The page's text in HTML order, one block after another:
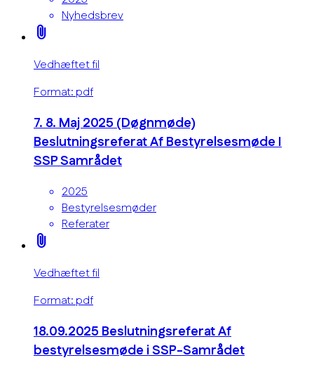
Nyhedsbrev
attach_file
Vedhæftet fil
Format: pdf
7. 8. Maj 2025 (Døgnmøde)
Beslutningsreferat Af Bestyrelsesmøde I
SSP Samrådet
2025
Bestyrelsesmøder
Referater
attach_file
Vedhæftet fil
Format: pdf
18.09.2025 Beslutningsreferat Af
bestyrelsesmøde i SSP-Samrådet